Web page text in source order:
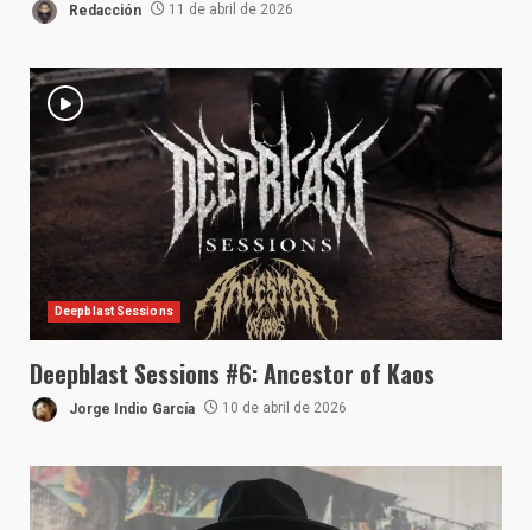
Redacción 11 de abril de 2026
Deepblast Sessions
Deepblast Sessions #6: Ancestor of Kaos
Jorge Indio García 10 de abril de 2026